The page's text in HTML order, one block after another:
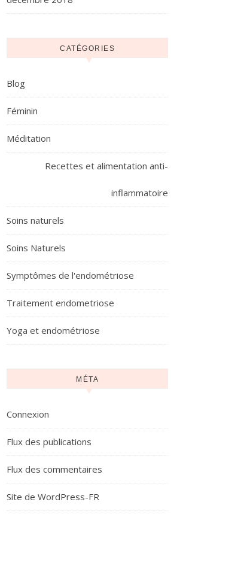
CATÉGORIES
Blog
Féminin
Méditation
Recettes et alimentation anti-
inflammatoire
Soins naturels
Soins Naturels
Symptômes de l'endométriose
Traitement endometriose
Yoga et endométriose
MÉTA
Connexion
Flux des publications
Flux des commentaires
Site de WordPress-FR